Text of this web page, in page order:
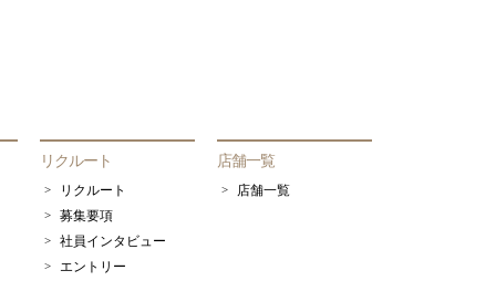
リクルート
リクルート
募集要項
社員インタビュー
エントリー
店舗一覧
店舗一覧